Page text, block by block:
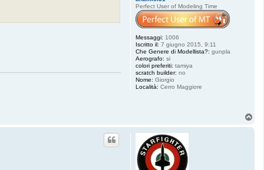
Perfect User of Modeling Time
Messaggi: 1006
Iscritto il: 7 giugno 2015, 9:11
Che Genere di Modellista?: gunpla
Aerografo: si
colori preferiti: tamiya
scratch builder: no
Nome: Giorgio
Località: Cerro Maggiore